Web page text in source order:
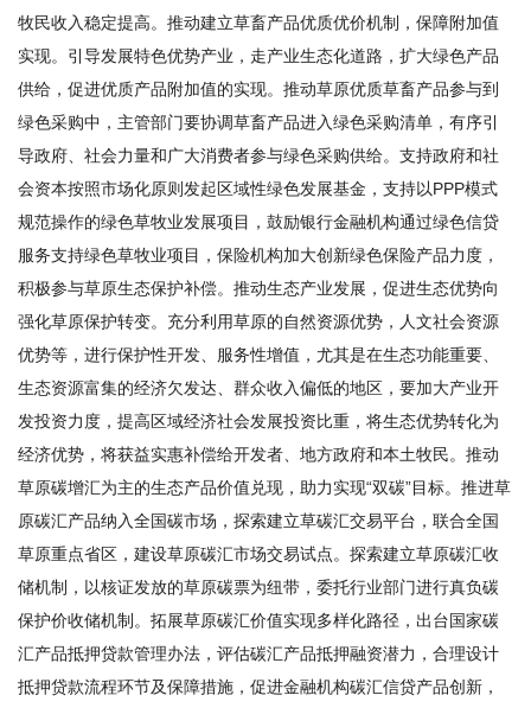
牧民收入稳定提高。推动建立草畜产品优质优价机制，保障附加值
实现。引导发展特色优势产业，走产业生态化道路，扩大绿色产品
供给，促进优质产品附加值的实现。推动草原优质草畜产品参与到
绿色采购中，主管部门要协调草畜产品进入绿色采购清单，有序引
导政府、社会力量和广大消费者参与绿色采购供给。支持政府和社
会资本按照市场化原则发起区域性绿色发展基金，支持以PPP模式
规范操作的绿色草牧业发展项目，鼓励银行金融机构通过绿色信贷
服务支持绿色草牧业项目，保险机构加大创新绿色保险产品力度，
积极参与草原生态保护补偿。推动生态产业发展，促进生态优势向
强化草原保护转变。充分利用草原的自然资源优势，人文社会资源
优势等，进行保护性开发、服务性增值，尤其是在生态功能重要、
生态资源富集的经济欠发达、群众收入偏低的地区，要加大产业开
发投资力度，提高区域经济社会发展投资比重，将生态优势转化为
经济优势，将获益实惠补偿给开发者、地方政府和本土牧民。推动
草原碳增汇为主的生态产品价值兑现，助力实现“双碳”目标。推进草
原碳汇产品纳入全国碳市场，探索建立草碳汇交易平台，联合全国
草原重点省区，建设草原碳汇市场交易试点。探索建立草原碳汇收
储机制，以核证发放的草原碳票为纽带，委托行业部门进行真负碳
保护价收储机制。拓展草原碳汇价值实现多样化路径，出台国家碳
汇产品抵押贷款管理办法，评估碳汇产品抵押融资潜力，合理设计
抵押贷款流程环节及保障措施，促进金融机构碳汇信贷产品创新，